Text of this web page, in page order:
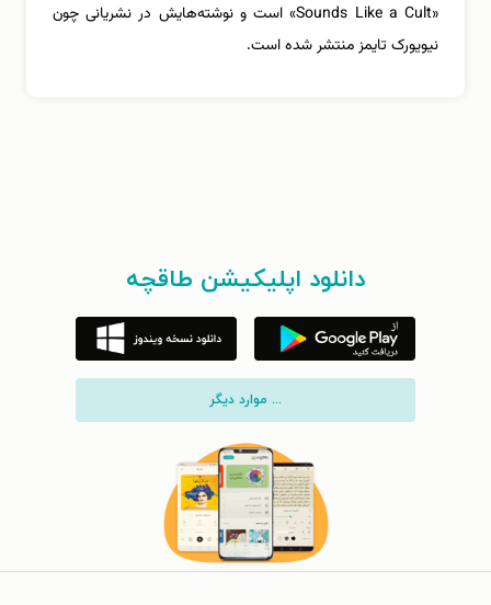
«Sounds Like a Cult» است و نوشته‌هایش در نشریانی چون
نیویورک تایمز منتشر شده است.
دانلود اپلیکیشن طاقچه
... موارد دیگر